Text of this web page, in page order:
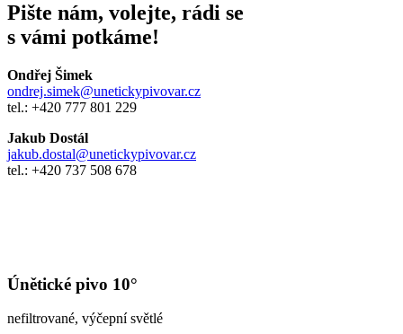
Pište nám, volejte, rádi se
s vámi potkáme!
Ondřej Šimek
ondrej.simek@unetickypivovar.cz
tel.: +420 777 801 229
Jakub Dostál
jakub.dostal@unetickypivovar.cz
tel.: +420 737 508 678
Únětické pivo 10°
nefiltrované, výčepní světlé